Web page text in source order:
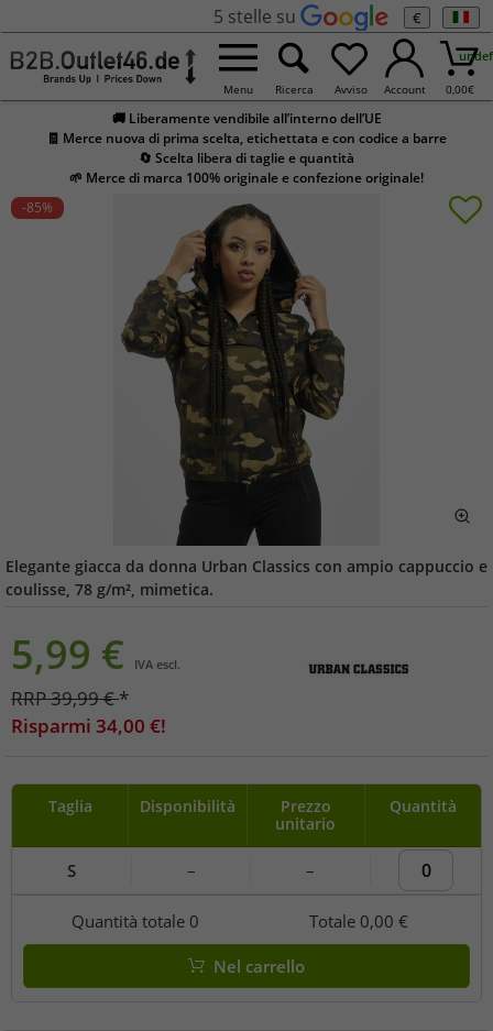
5 stelle su €
Menu Ricerca Avviso Account 0,00€
🚚 Liberamente vendibile all’interno dell’UE
🧾 Merce nuova di prima scelta, etichettata e con codice a barre
🔄 Scelta libera di taglie e quantità
🌱 Merce di marca 100% originale e confezione originale!
-85%
Elegante giacca da donna Urban Classics con ampio cappuccio e
coulisse, 78 g/m², mimetica.
5,99 € IVA escl.
RRP39,99€*
Risparmi 34,00 €!
Taglia Disponibilità
Prezzo
unitario
Quantità
S – –
Quantità totale 0 Totale 0,00 €
Nel carrello